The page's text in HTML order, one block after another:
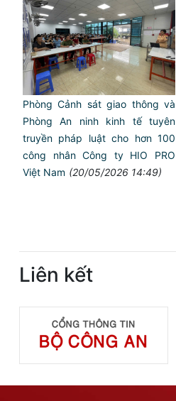
Phòng Cảnh sát giao thông và
Phòng An ninh kinh tế tuyên
truyền pháp luật cho hơn 100
công nhân Công ty HIO PRO
Việt Nam (20/05/2026 14:49)
Liên kết